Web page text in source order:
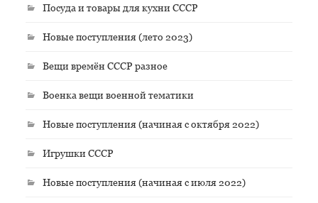
Посуда и товары для кухни СССР
Новые поступления (лето 2023)
Вещи времён СССР разное
Военка вещи военной тематики
Новые поступления (начиная с октября 2022)
Игрушки СССР
Новые поступления (начиная с июля 2022)